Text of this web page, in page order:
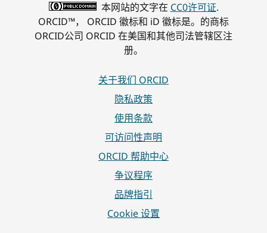
本网站的文字在 CC0许可证.
ORCID™， ORCID 徽标和 iD 徽标是。的商标
ORCID公司 ORCID 在美国和其他司法管辖区注
册。
关于我们 ORCID
隐私政策
使用条款
可访问性声明
ORCID 帮助中心
争议程序
品牌指引
Cookie 设置